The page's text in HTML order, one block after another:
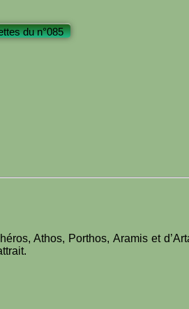
du n°085
Athos, Porthos, Aramis et